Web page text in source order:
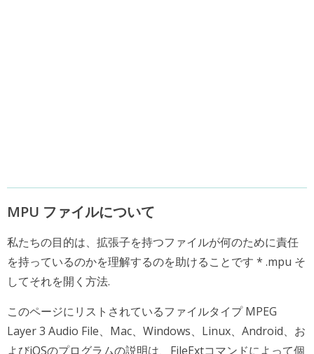
MPU ファイルについて
私たちの目的は、拡張子を持つファイルが何のために責任
を持っているのかを理解するのを助けることです * .mpu そ
してそれを開く方法.
このページにリストされているファイルタイプ MPEG
Layer 3 Audio File、Mac、Windows、Linux、Android、お
よびiOSのプログラムの説明は、FileExtコマンドによって個